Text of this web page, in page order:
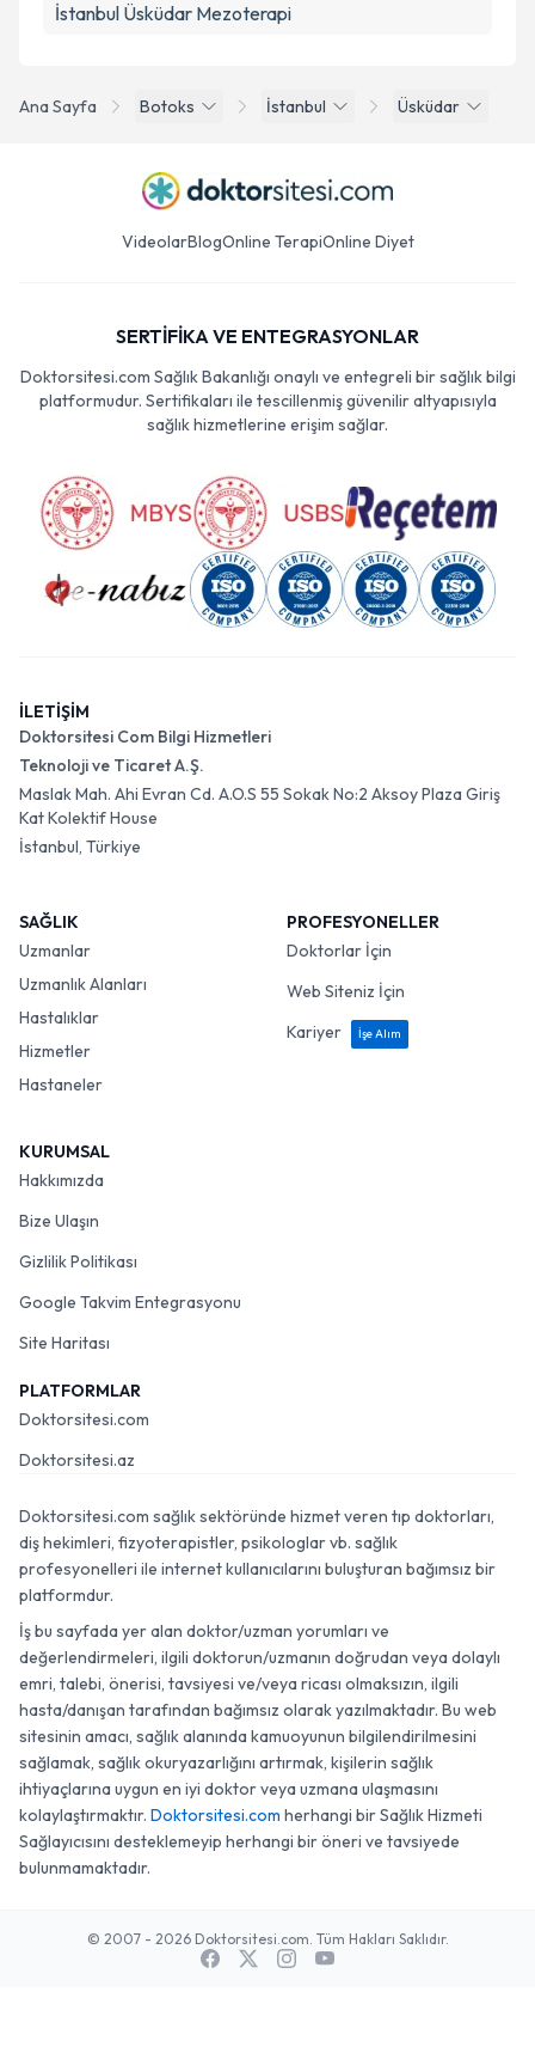
Ana Sayfa Botoks İstanbul Üsküdar
İstanbul Üsküdar Mezoterapi
VideolarBlogOnline TerapiOnline Diyet
SERTİFİKA VE ENTEGRASYONLAR
Doktorsitesi.com Sağlık Bakanlığı onaylı ve entegreli bir sağlık bilgi
platformudur. Sertifikaları ile tescillenmiş güvenilir altyapısıyla
sağlık hizmetlerine erişim sağlar.
İLETİŞİM
Doktorsitesi Com Bilgi Hizmetleri
Teknoloji ve Ticaret A.Ş.
Maslak Mah. Ahi Evran Cd. A.O.S 55 Sokak No:2 Aksoy Plaza Giriş
Kat Kolektif House
İstanbul, Türkiye
SAĞLIK
Uzmanlar
Uzmanlık Alanları
Hastalıklar
Hizmetler
Hastaneler
PROFESYONELLER
Doktorlar İçin
Web Siteniz İçin
Kariyer
İşe Alım
KURUMSAL
Hakkımızda
Bize Ulaşın
Gizlilik Politikası
Google Takvim Entegrasyonu
Site Haritası
PLATFORMLAR
Doktorsitesi.com
Doktorsitesi.az
Doktorsitesi.com sağlık sektöründe hizmet veren tıp doktorları,
diş hekimleri, fizyoterapistler, psikologlar vb. sağlık
profesyonelleri ile internet kullanıcılarını buluşturan bağımsız bir
platformdur.
İş bu sayfada yer alan doktor/uzman yorumları ve
değerlendirmeleri, ilgili doktorun/uzmanın doğrudan veya dolaylı
emri, talebi, önerisi, tavsiyesi ve/veya ricası olmaksızın, ilgili
hasta/danışan tarafından bağımsız olarak yazılmaktadır. Bu web
sitesinin amacı, sağlık alanında kamuoyunun bilgilendirilmesini
sağlamak, sağlık okuryazarlığını artırmak, kişilerin sağlık
ihtiyaçlarına uygun en iyi doktor veya uzmana ulaşmasını
kolaylaştırmaktır. Doktorsitesi.com herhangi bir Sağlık Hizmeti
Sağlayıcısını desteklemeyip herhangi bir öneri ve tavsiyede
bulunmamaktadır.
© 2007 - 2026 Doktorsitesi.com. Tüm Hakları Saklıdır.